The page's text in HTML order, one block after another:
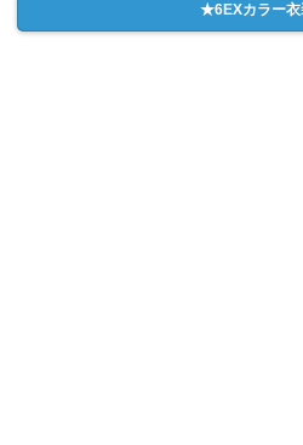
★6EXカラー衣